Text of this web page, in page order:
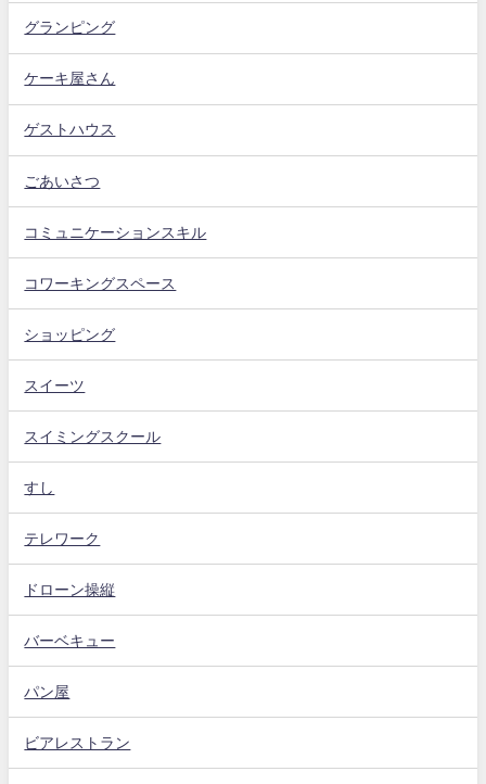
グランピング
ケーキ屋さん
ゲストハウス
ごあいさつ
コミュニケーションスキル
コワーキングスペース
ショッピング
スイーツ
スイミングスクール
すし
テレワーク
ドローン操縦
バーベキュー
パン屋
ビアレストラン